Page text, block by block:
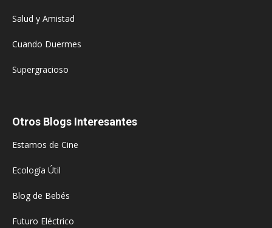
Salud y Amistad
Cuando Duermes
Supergracioso
Otros Blogs Interesantes
Estamos de Cine
Ecología Útil
Blog de Bebés
Futuro Eléctrico